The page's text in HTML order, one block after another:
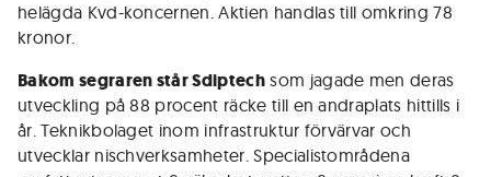
helägda Kvd-koncernen. Aktien handlas till omkring 78
kronor.
Bakom segraren står Sdiptechsom jagade men deras
utveckling på 88 procent räcke till en andraplats hittills i
år. Teknikbolaget inom infrastruktur förvärvar och
utvecklar nischverksamheter. Specialistområdena